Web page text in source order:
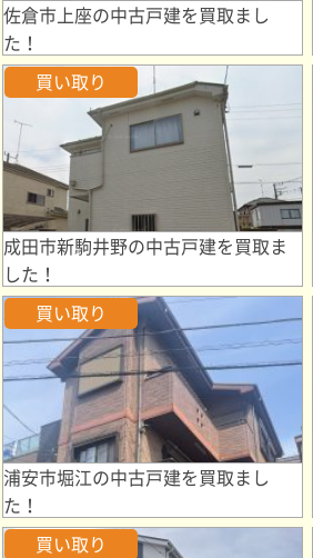
佐倉市上座の中古戸建を買取まし
た！
買い取り
成田市新駒井野の中古戸建を買取ま
した！
買い取り
浦安市堀江の中古戸建を買取まし
た！
買い取り